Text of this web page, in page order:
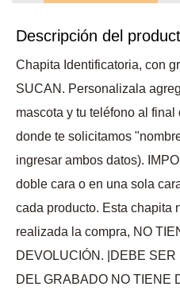
Descripción del
Chapita Identificatoria, con
SUCAN. Personalizala
mascota y tu teléfono al
donde te solicitamos
ingresar ambos datos).
doble cara o en una sola
cada producto. Esta chapita
realizada la compra, NO
DEVOLUCIÓN. |DEBE
DEL GRABADO NO TIENE